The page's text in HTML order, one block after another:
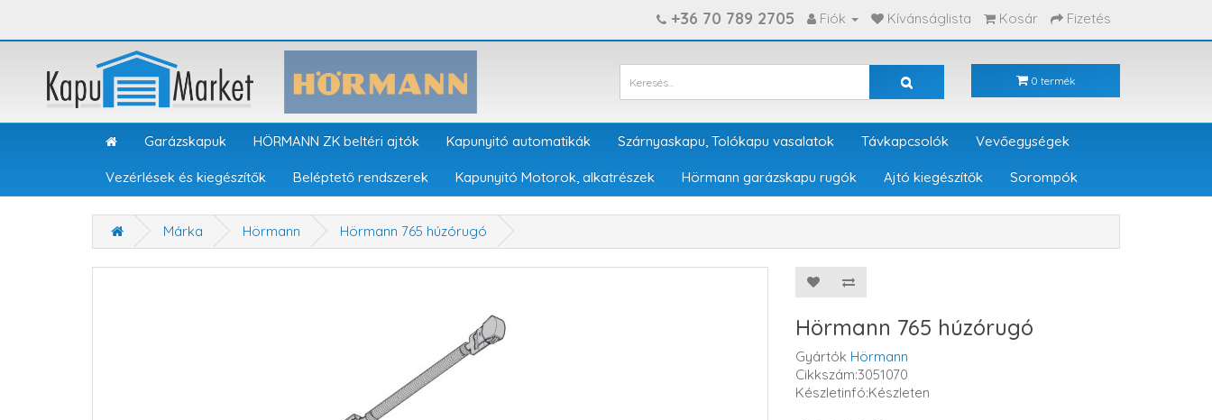
+36 70 789 2705 Fiók Kívánságlista Kosár Fizetés
0 termék
Garázskapuk HÖRMANN ZK beltéri ajtók Kapunyitó automatikák Szárnyaskapu, Tolókapu vasalatok Távkapcsolók Vevőegységek
Vezérlések és kiegészítők Beléptető rendszerek Kapunyitó Motorok, alkatrészek Hörmann garázskapu rugók Ajtó kiegészítők Sorompók
Márka Hörmann Hörmann 765 húzórugó
Hörmann 765 húzórugó
Gyártók Hörmann
Cikkszám:3051070
Készletinfó:Készleten